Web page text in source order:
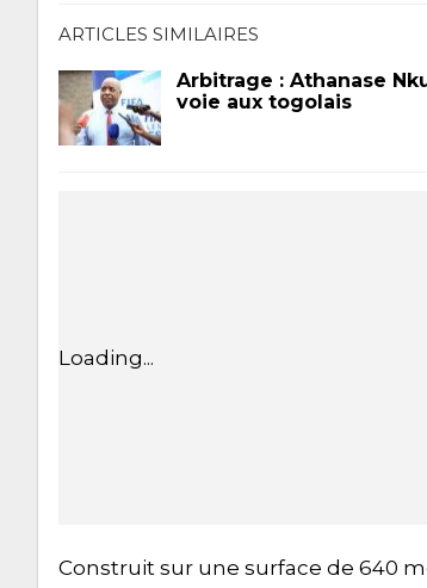
ARTICLES SIMILAIRES
Arbitrage : Athanase
voie aux togolais
Loading...
Construit sur une surface de 640